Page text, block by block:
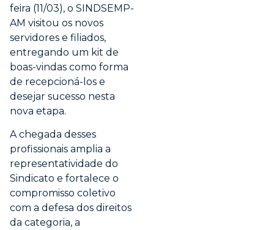
feira (11/03), o SINDSEMP-
AM visitou os novos
servidores e filiados,
entregando um kit de
boas-vindas como forma
de recepcioná-los e
desejar sucesso nesta
nova etapa.
A chegada desses
profissionais amplia a
representatividade do
Sindicato e fortalece o
compromisso coletivo
com a defesa dos direitos
da categoria, a